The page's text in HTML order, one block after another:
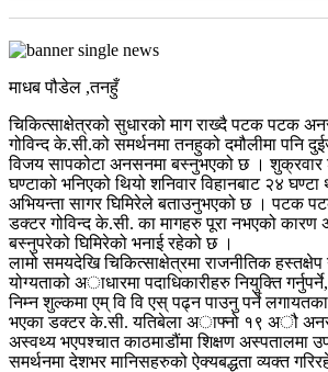
माधब पौडेल ,तनहुँ
चिकित्साक्षेत्रको सुधारको माग राख्दै पटक पटक
गोविन्द के.सी.को समर्थनमा तनहुको दमौलीमा पनि
विजय सापकोटा अनसनमा बस्नुभएको छ ।
घण्टाको भनिएको थियो शनिवार विहानबाट २४
अभियन्ता सागर घिमिरेले बताउनुभएको छ । पटक
डक्टर गोविन्द के.सी. का मागहरु पूरा नभएको
बस्नुपरेको घिमिरेको भनाई रहेको छ ।
लामो समयदेखि चिकित्साक्षेत्रमा राजनीतिक हस्तक्षेप
योग्यताको अाधारमा पदाधिकारीहरु नियुक्ति
निम्न शुल्कमा एम् वि वि एस् पढ्न पाउनु पर्ने
भएका डक्टर के.सी. यतिबेला अाफ्नो १९ अौ
अस्वथ्य भएपश्चात काठमाडौंमा शिक्षण अस्पतालमा
समर्थनमा देशभर मानिसहरुको ऐक्यबद्धता व्यक्त